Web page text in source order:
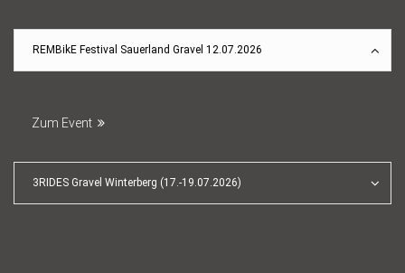
REMBikE Festival Sauerland Gravel 12.07.2026
Zum Event
3RIDES Gravel Winterberg (17.-19.07.2026)